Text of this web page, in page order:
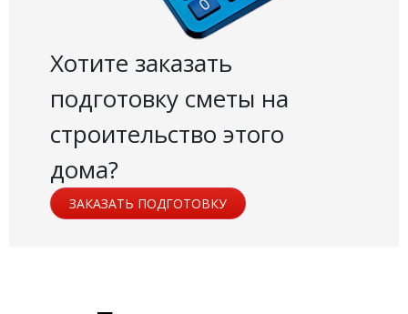
Хотите заказать
подготовку сметы на
строительство этого
дома?
ЗАКАЗАТЬ ПОДГОТОВКУ